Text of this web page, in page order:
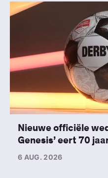
Nieuwe officiële
Genesis’ eert 70
6 AUG. 2026